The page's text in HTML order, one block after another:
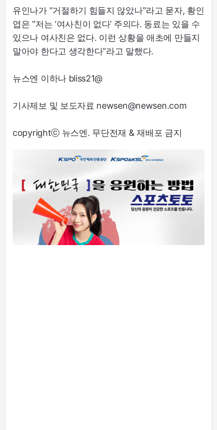
유인나가 “거절하기 힘들지 않았나”라고 묻자, 황인
엽은 “저는 ‘여사친이 없다’ 주의다. 동료는 있을 수
있으나 여사친은 없다. 이런 상황을 애초에 만들지
말아야 한다고 생각한다”라고 말했다.
뉴스엔 이하나 bliss21@
기사제보 및 보도자료 newsen@newsen.com
copyrightⓒ 뉴스엔. 무단전재 & 재배포 금지